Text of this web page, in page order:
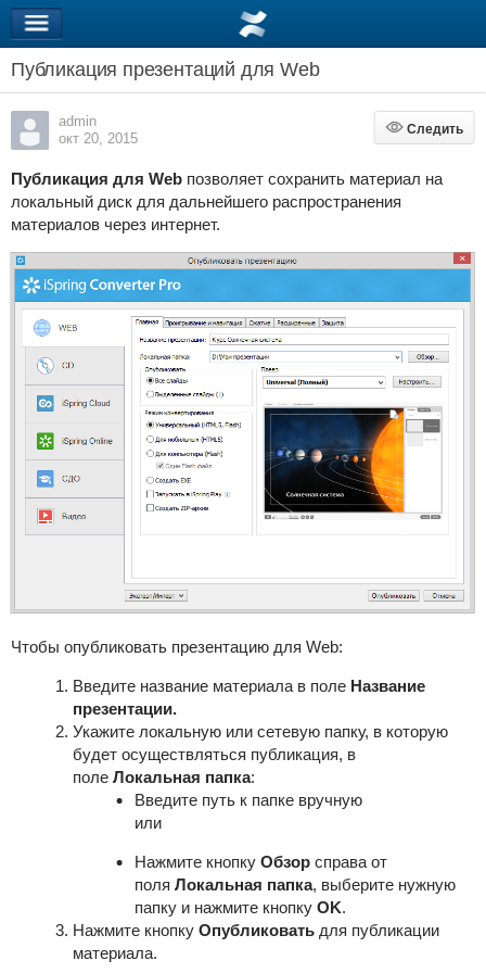
Публикация презентаций для Web
admin
окт 20, 2015
Следить
Следить
Публикация для Webпозволяет сохранить материал на
локальный диск для дальнейшего распространения
материалов через интернет.
Чтобы опубликовать презентациюдля Web:
Введите название материала в поле Название
презентации.
Укажите локальную или сетевую папку, в которую
будет осуществляться публикация, в
поле Локальная папка:
Введите путь к папке вручную
или
Нажмите кнопку Обзорсправа от
поля Локальная папка, выберите нужную
папку и нажмите кнопку OK.
Нажмите кнопку Опубликоватьдля публикации
материала.